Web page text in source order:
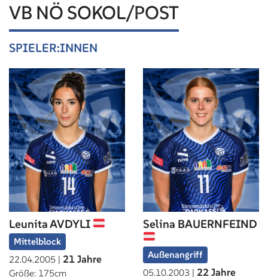
VB NÖ SOKOL/POST
SPIELER:INNEN
Leunita AVDYLI
Mittelblock
22.04.2005 | 21 Jahre
Größe: 175cm
Selina BAUERNFEIND
Außenangriff
05.10.2003 | 22 Jahre